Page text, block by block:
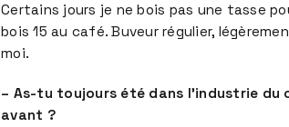
Certains jours je ne bois pas une tasse
bois 15 au café. Buveur régulier,
moi.
– As-tu toujours été dans l’industrie du
avant ?